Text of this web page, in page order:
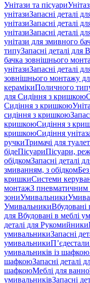
Унітази та пісуари
унітазиЗапасні деталі
унітазиЗапасні деталі
унітазиЗапасні деталі
унітази для змивного
типуЗапасні деталі для
бачка зовнішнього
унітазиЗапасні деталі
зовнішнього монтажу
керамікиПоличного
для Сидіння з кришкою
Сидіння з кришкою
сидіння з кришкою
кришкоюСидіння з
кришкоюСидіння
ручкиТримачі для
бідеПісуариПісуари,
обідкомЗапасні деталі
змиванням, з обідком
кришкиСистеми
монтажЗ пневматичним
зониУмивальники
УмивальникиВбудовані
для Вбудовані в меблі
деталі для Рукомийники
умивальникиЗапасні
умивальникиП’єдестали
умивальників із шафкою
шафкоюЗапасні деталі
шафкоюМеблі для
умивальниківЗапасні